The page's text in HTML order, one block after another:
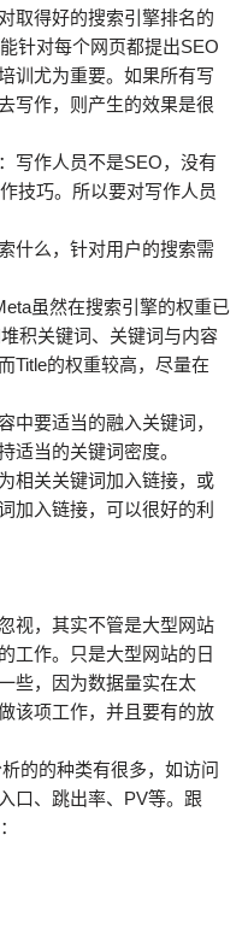
取得好的搜索引擎排名的
针对每个网页都提出SEO
训尤为重要。如果所有写
写作，则产生的效果是很
写作人员不是SEO，没有
技巧。所以要对写作人员
什么，针对用户的搜索需
虽然在搜索引擎的权重已
积关键词、关键词与内容
Title的权重较高，尽量在
中要适当的融入关键词，
适当的关键词密度。
相关关键词加入链接，或
加入链接，可以很好的利
视，其实不管是大型网站
工作。只是大型网站的日
些，因为数据量实在太
该项工作，并且要有的放
的的种类有很多，如访问
口、跳出率、PV等。跟